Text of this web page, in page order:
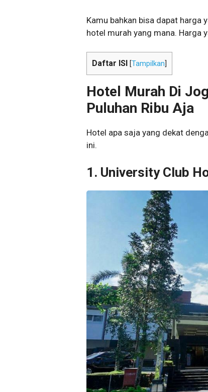
Kamu bahkan bisa dapat harga
hotel murah yang mana. Harga
Daftar ISI [Tampilkan
Hotel Murah Di
Puluhan Ribu Aja
Hotel apa saja yang dekat
ini.
1. University Club